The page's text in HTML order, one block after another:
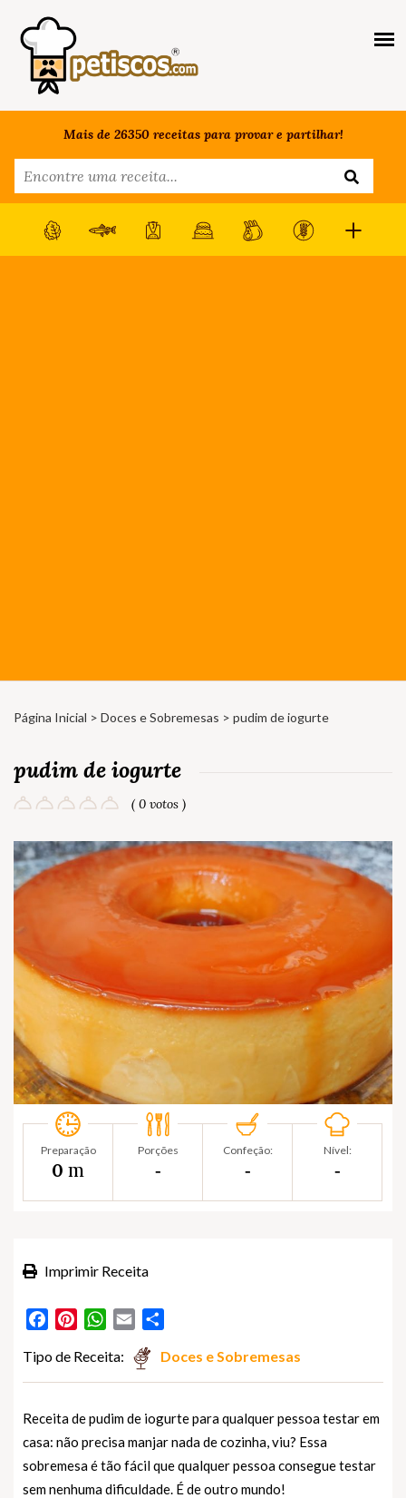
Mais de 26350 receitas para provar e partilhar!
Página Inicial > Doces e Sobremesas > pudim de iogurte
pudim de iogurte
( 0 votos )
Preparação
0 m
Porções
‐
Confeção:
‐
Nível:
‐
Imprimir Receita
FacebookPinterestWhatsApp
Email
Tipo de Receita: Doces e Sobremesas
Receita de pudim de iogurte para qualquer pessoa testar em
casa: não precisa manjar nada de cozinha, viu? Essa
sobremesa é tão fácil que qualquer pessoa consegue testar
sem nenhuma dificuldade. É de outro mundo!